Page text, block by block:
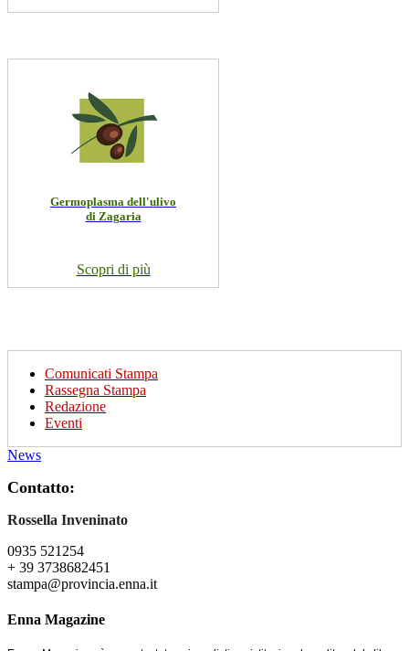
Germoplasma dell'ulivo
di Zagaria
Scopri di più
Comunicati Stampa
Rassegna Stampa
Redazione
Eventi
News
Contatto:
Rossella Inveninato
0935 521254
+ 39 3738682451
stampa@provincia.enna.it
Enna Magazine